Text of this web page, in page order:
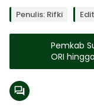
Penulis: Rifki
Pemkab
ORI